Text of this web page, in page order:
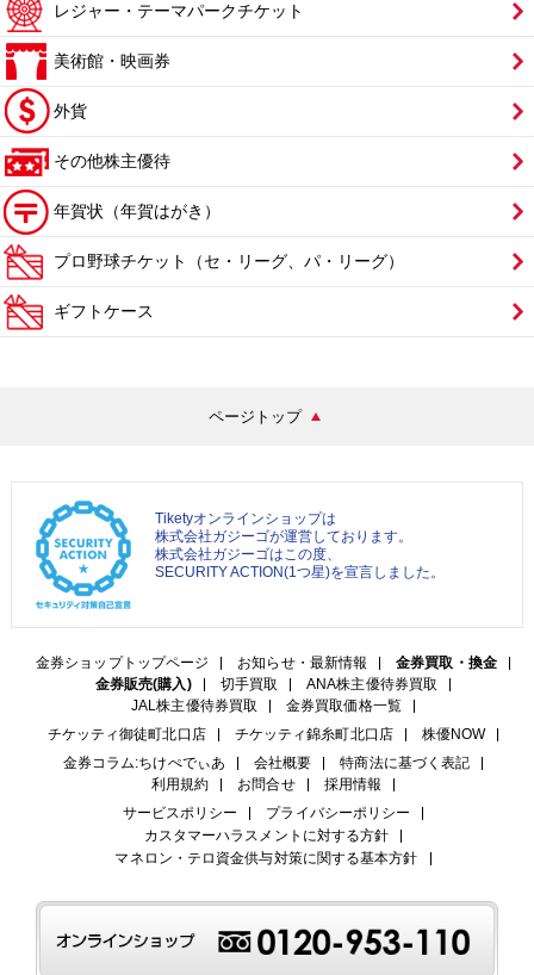
レジャー・テーマパークチケット
美術館・映画券
外貨
その他株主優待
年賀状（年賀はがき）
プロ野球チケット（セ・リーグ、パ・リーグ）
ギフトケース
ページトップ
Tiketyオンラインショップは
株式会社ガジーゴが運営しております。
株式会社ガジーゴはこの度、
SECURITY ACTION(1つ星)を宣言しました。
金券ショップトップページ お知らせ・最新情報
金券買取・換金
金券販売(購入)
切手買取
ANA株主優待券買取
JAL株主優待券買取
金券買取価格一覧
チケッティ御徒町北口店
チケッティ錦糸町北口店
株優NOW
金券コラム:ちけぺでぃあ
会社概要
特商法に基づく表記
利用規約
お問合せ
採用情報
サービスポリシー
プライバシーポリシー
カスタマーハラスメントに対する方針
マネロン・テロ資金供与対策に関する基本方針